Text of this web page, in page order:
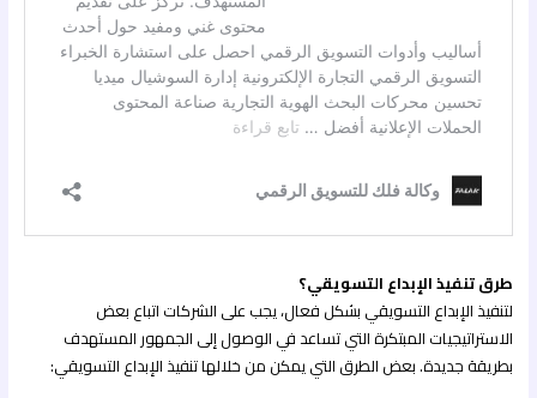
طرق تنفيذ الإبداع التسويقي؟
لتنفيذ الإبداع التسويقي بشكل فعال، يجب على الشركات اتباع بعض
الاستراتيجيات المبتكرة التي تساعد في الوصول إلى الجمهور المستهدف
بطريقة جديدة. بعض الطرق التي يمكن من خلالها تنفيذ الإبداع التسويقي: